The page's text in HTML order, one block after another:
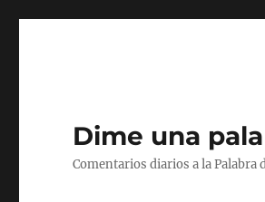
Dime una
Comentarios diarios a la Palabra